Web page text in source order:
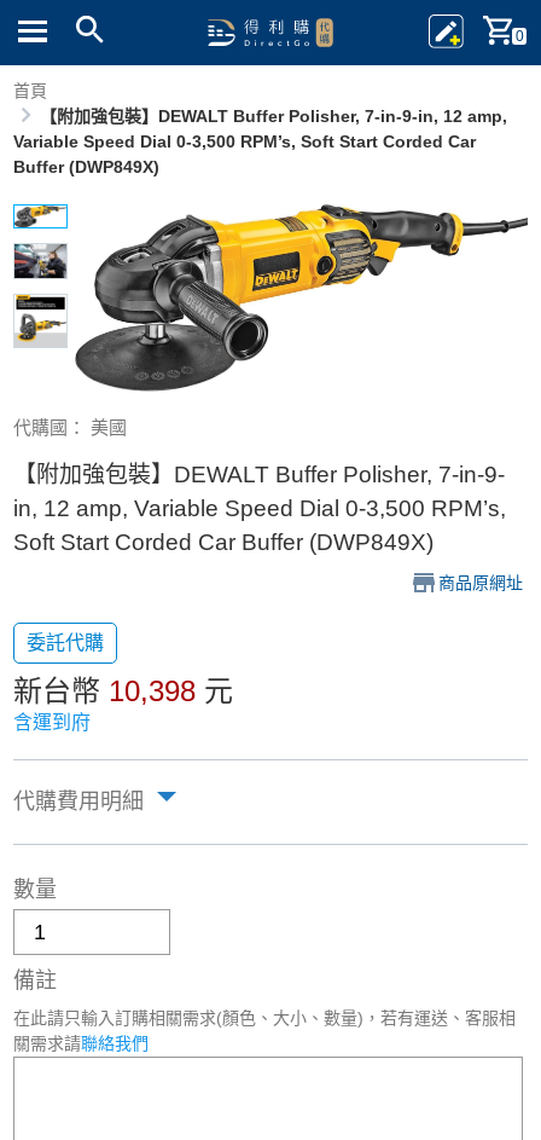
0
首頁
【附加強包裝】DEWALT Buffer Polisher, 7-in-9-in, 12 amp,
Variable Speed Dial 0-3,500 RPM’s, Soft Start Corded Car
Buffer (DWP849X)
代購國： 美國
【附加強包裝】DEWALT Buffer Polisher, 7-in-9-
in, 12 amp, Variable Speed Dial 0-3,500 RPM’s,
Soft Start Corded Car Buffer (DWP849X)
商品原網址
委託代購
新台幣 10,398 元
含運到府
代購費用明細
數量
備註
在此請只輸入訂購相關需求(顏色、大小、數量)，若有運送、客服相
關需求請聯絡我們